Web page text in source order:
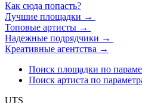
Как сюда попасть?
Лучшие площадки →
Топовые артисты →
Надежные подрядчики →
Креативные агентства →
Поиск площадки по
Поиск артиста по
UTS